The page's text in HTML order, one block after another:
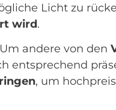
Licht zu
wird.
andere von den
entsprechend
, um